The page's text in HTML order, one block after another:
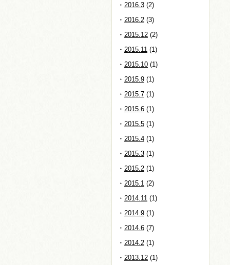
2016.3 (2)
2016.2 (3)
2015.12 (2)
2015.11 (1)
2015.10 (1)
2015.9 (1)
2015.7 (1)
2015.6 (1)
2015.5 (1)
2015.4 (1)
2015.3 (1)
2015.2 (1)
2015.1 (2)
2014.11 (1)
2014.9 (1)
2014.6 (7)
2014.2 (1)
2013.12 (1)